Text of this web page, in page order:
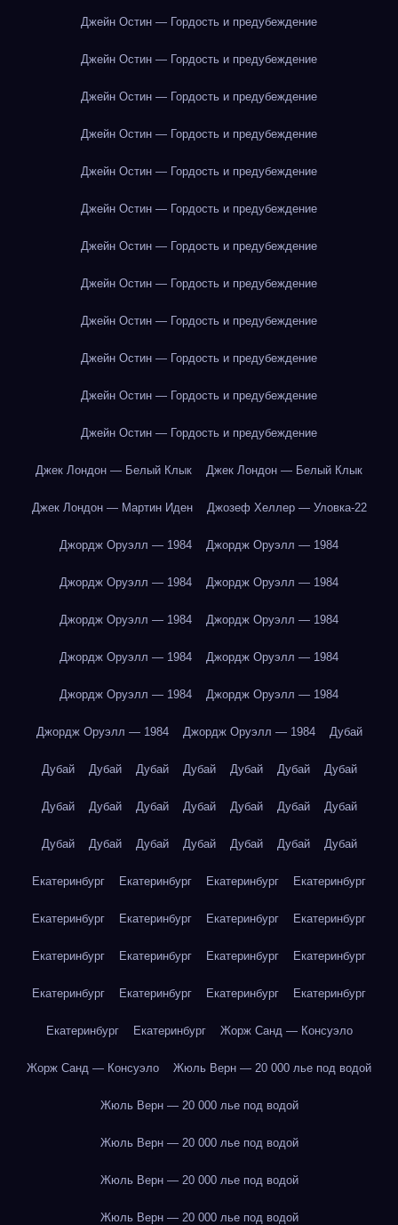
Джейн Остин — Гордость и предубеждение
Джейн Остин — Гордость и предубеждение
Джейн Остин — Гордость и предубеждение
Джейн Остин — Гордость и предубеждение
Джейн Остин — Гордость и предубеждение
Джейн Остин — Гордость и предубеждение
Джейн Остин — Гордость и предубеждение
Джейн Остин — Гордость и предубеждение
Джейн Остин — Гордость и предубеждение
Джейн Остин — Гордость и предубеждение
Джейн Остин — Гордость и предубеждение
Джейн Остин — Гордость и предубеждение
Джек Лондон — Белый Клык Джек Лондон — Белый Клык
Джек Лондон — Мартин Иден Джозеф Хеллер — Уловка-22
Джордж Оруэлл — 1984 Джордж Оруэлл — 1984
Джордж Оруэлл — 1984 Джордж Оруэлл — 1984
Джордж Оруэлл — 1984 Джордж Оруэлл — 1984
Джордж Оруэлл — 1984 Джордж Оруэлл — 1984
Джордж Оруэлл — 1984 Джордж Оруэлл — 1984
Джордж Оруэлл — 1984 Джордж Оруэлл — 1984 Дубай
Дубай Дубай Дубай Дубай Дубай Дубай Дубай
Дубай Дубай Дубай Дубай Дубай Дубай Дубай
Дубай Дубай Дубай Дубай Дубай Дубай Дубай
Екатеринбург Екатеринбург Екатеринбург Екатеринбург
Екатеринбург Екатеринбург Екатеринбург Екатеринбург
Екатеринбург Екатеринбург Екатеринбург Екатеринбург
Екатеринбург Екатеринбург Екатеринбург Екатеринбург
Екатеринбург Екатеринбург Жорж Санд — Консуэло
Жорж Санд — Консуэло Жюль Верн — 20 000 лье под водой
Жюль Верн — 20 000 лье под водой
Жюль Верн — 20 000 лье под водой
Жюль Верн — 20 000 лье под водой
Жюль Верн — 20 000 лье под водой